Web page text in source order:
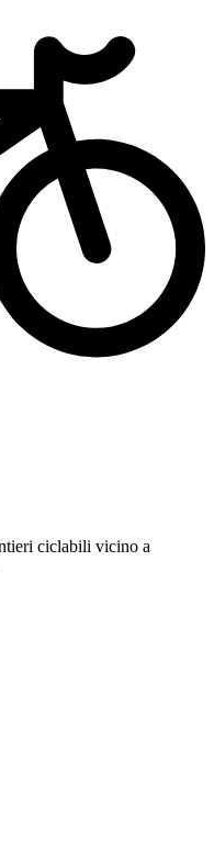
ciclabili vicino a